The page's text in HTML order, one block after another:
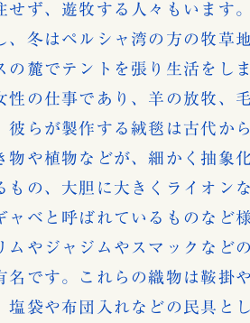
せず、遊牧する人々もいます
、冬はペルシャ湾の方の牧草
の麓でテントを張り生活をし
性の仕事であり、羊の放牧、
彼らが製作する絨毯は古代か
物や植物などが、細かく抽象
もの、大胆に大きくライオン
ャベと呼ばれているものなど
ムやジャジムやスマックなど
名です。これらの織物は鞍掛
塩袋や布団入れなどの民具と